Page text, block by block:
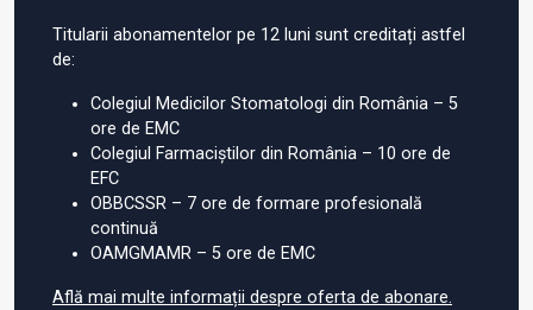
Titularii abonamentelor pe 12 luni sunt creditați astfel
de:
Colegiul Medicilor Stomatologi din România – 5
ore de EMC
Colegiul Farmaciștilor din România – 10 ore de
EFC
OBBCSSR – 7 ore de formare profesională
continuă
OAMGMAMR – 5 ore de EMC
Află mai multe informații despre oferta de abonare.